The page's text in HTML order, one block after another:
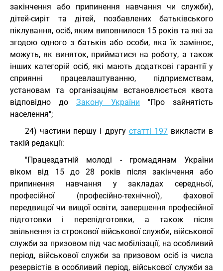
закінчення або припинення навчання чи служби),
дітей-сиріт та дітей, позбавлених батьківського
піклування, осіб, яким виповнилося 15 років та які за
згодою одного з батьків або особи, яка їх замінює,
можуть, як виняток, прийматися на роботу, а також
інших категорій осіб, які мають додаткові гарантії у
сприянні працевлаштуванню, підприємствам,
установам та організаціям встановлюється квота
відповідно до Закону України "Про зайнятість
населення";
24) частини першу і другу статті 197викласти в
такій редакції:
"Працездатній молоді - громадянам України
віком від 15 до 28 років після закінчення або
припинення навчання у закладах середньої,
професійної (професійно-технічної), фахової
передвищої чи вищої освіти, завершення професійної
підготовки і перепідготовки, а також після
звільнення із строкової військової служби, військової
служби за призовом під час мобілізації, на особливий
період, військової служби за призовом осіб із числа
резервістів в особливий період, військової служби за